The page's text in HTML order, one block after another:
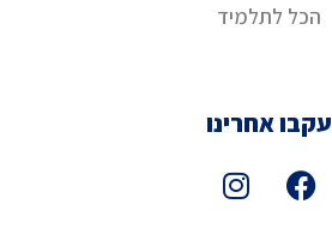
הכל לתלמיד
עקבו אחרינו